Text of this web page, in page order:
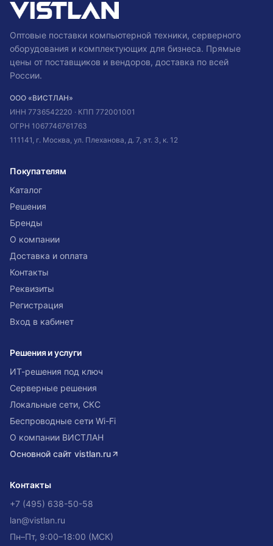
Оптовые поставки компьютерной техники, серверного
оборудования и комплектующих для бизнеса. Прямые
цены от поставщиков и вендоров, доставка по всей
России.
ООО «ВИСТЛАН»
ИНН 7736542220 · КПП 772001001
ОГРН 1067746761763
111141, г. Москва, ул. Плеханова, д. 7, эт. 3, к. 12
Покупателям
Каталог
Решения
Бренды
О компании
Доставка и оплата
Контакты
Реквизиты
Регистрация
Вход в кабинет
Решения и услуги
ИТ-решения под ключ
Серверные решения
Локальные сети, СКС
Беспроводные сети Wi-Fi
О компании ВИСТЛАН
Основной сайт vistlan.ru
Контакты
+7 (495) 638-50-58
lan@vistlan.ru
Пн–Пт, 9:00–18:00 (МСК)